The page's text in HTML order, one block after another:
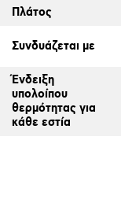
Πλάτος
Συνδυάζεται με
Ένδειξη
υπολοίπου
θερμότητας για
κάθε εστία